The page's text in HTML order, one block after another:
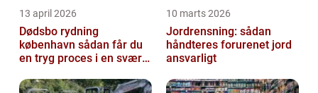
13 april 2026
Dødsbo rydning
københavn sådan får du
en tryg proces i en svær
10 marts 2026
Jordrensning: sådan
håndteres forurenet jord
ansvarligt